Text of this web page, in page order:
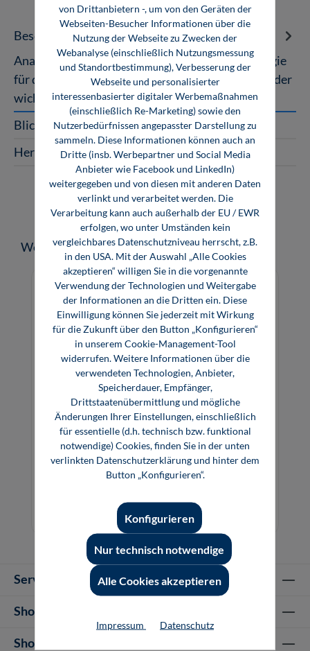
Beschreibung
Analytics in der Industrie Die Schlüsseltechnologie
für die digitale Transformation Analytics ist eine der
wichtigsten Schlü…Mehr
Blick ins Buch
Herausgeber
Produktgalerie überspringen
Weitere Medien zum Thema
Industrie 4.0 – Potenziale erkennen und
umsetzen (E-Book)
Service-Hotline
Shop Informationen
Shop-Service
von Drittanbietern -, um von den Geräten der
Webseiten-Besucher Informationen über die
Nutzung der Webseite zu Zwecken der
Webanalyse (einschließlich Nutzungsmessung
und Standortbestimmung), Verbesserung der
Webseite und personalisierter
interessenbasierter digitaler Werbemaßnahmen
(einschließlich Re-Marketing) sowie den
Nutzerbedürfnissen angepasster Darstellung zu
sammeln. Diese Informationen können auch an
Dritte (insb. Werbepartner und Social Media
Anbieter wie Facebook und LinkedIn)
weitergegeben und von diesen mit anderen Daten
verlinkt und verarbeitet werden. Die
Verarbeitung kann auch außerhalb der EU / EWR
erfolgen, wo unter Umständen kein
vergleichbares Datenschutzniveau herrscht, z.B.
in den USA. Mit der Auswahl „Alle Cookies
akzeptieren“ willigen Sie in die vorgenannte
Verwendung der Technologien und Weitergabe
der Informationen an die Dritten ein. Diese
Einwilligung können Sie jederzeit mit Wirkung
für die Zukunft über den Button „Konfigurieren“
in unserem Cookie-Management-Tool
widerrufen. Weitere Informationen über die
verwendeten Technologien, Anbieter,
Speicherdauer, Empfänger,
Drittstaatenübermittlung und mögliche
Änderungen Ihrer Einstellungen, einschließlich
für essentielle (d.h. technisch bzw. funktional
notwendige) Cookies, finden Sie in der unten
verlinkten Datenschutzerklärung und hinter dem
Button „Konfigurieren“.
Nur technisch notwendige
Konfigurieren
Alle Cookies akzeptieren
Impressum Datenschutz